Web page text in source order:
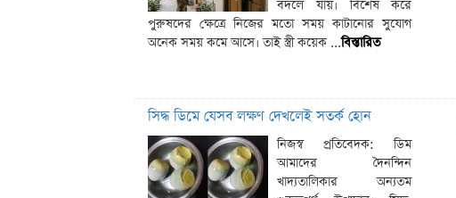
বদলে যায়। বিশেষ করে
পুরুষদের ক্ষেত্রে নিজের মতো সময় কাটানোর সুযোগ
অনেক সময় কমে আসে। তাই স্ত্রী কয়েক ...বিস্তারিত
সিদ্ধ ডিমে যেসব লক্ষণ দেখলেই সতর্ক হোন
নিজস্ব প্রতিবেদক: ডিম
আমাদের দৈনন্দিন
খাদ্যতালিকার অন্যতম